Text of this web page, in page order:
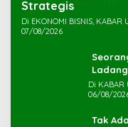
Strategis
Di EKONOMI BISNIS, KABAR
07/08/2026
Ladang
Di KABAR
06/08/
Tak